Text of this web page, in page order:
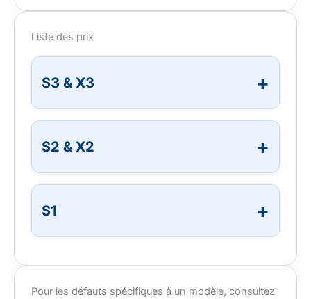
Liste des prix
S3 & X3
S2 & X2
S1
Pour les défauts spécifiques à un modèle, consultez